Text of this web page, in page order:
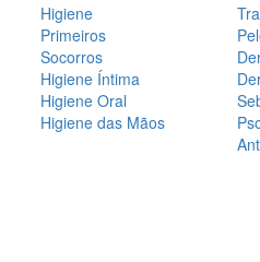
Higiene
Primeiros
Socorros
Higiene Íntima
Higiene Oral
Higiene das Mãos